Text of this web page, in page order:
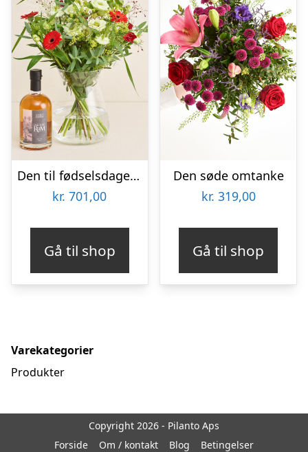
Den til fødselsdagen med Sankt Thomas, Carribean Rum
kr. 701,00
Gå til shop
Den søde omtanke
kr. 319,00
Gå til shop
Varekategorier
Produkter
Copyright 2026 - Pilanto Aps
Forside
Om / kontakt Blog Betingelser